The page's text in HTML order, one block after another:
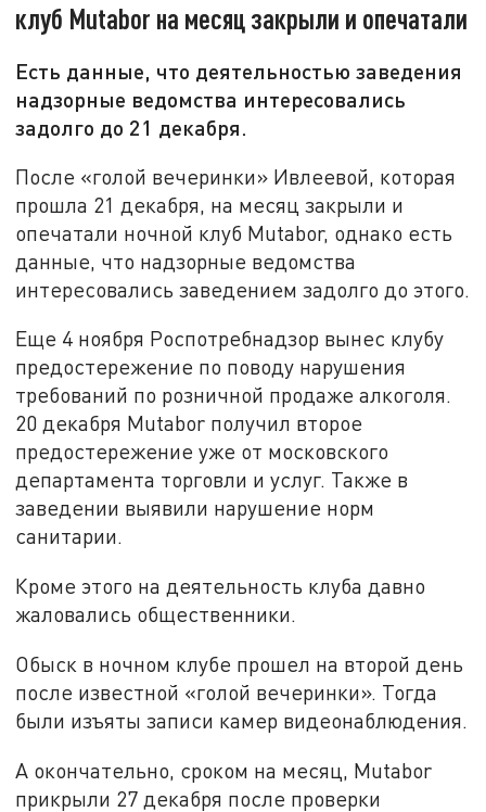
клуб Mutabor на месяц закрыли и опечатали
Есть данные, что деятельностью заведения
надзорные ведомства интересовались
задолго до 21 декабря.
После «голой вечеринки» Ивлеевой, которая
прошла 21 декабря, на месяц закрыли и
опечатали ночной клуб Mutabor, однако есть
данные, что надзорные ведомства
интересовались заведением задолго до этого.
Еще 4 ноября Роспотребнадзор вынес клубу
предостережение по поводу нарушения
требований по розничной продаже алкоголя.
20 декабря Mutabor получил второе
предостережение уже от московского
департамента торговли и услуг. Также в
заведении выявили нарушение норм
санитарии.
Кроме этого на деятельность клуба давно
жаловались общественники.
Обыск в ночном клубе прошел на второй день
после известной «голой вечеринки». Тогда
были изъяты записи камер видеонаблюдения.
А окончательно, сроком на месяц, Mutabor
прикрыли 27 декабря после проверки